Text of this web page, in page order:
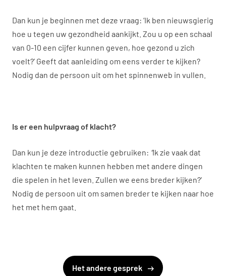
Dan kun je beginnen met deze vraag: ‘Ik ben nieuwsgierig
hoe u tegen uw gezondheid aankijkt. Zou u op een schaal
van 0-10 een cijfer kunnen geven, hoe gezond u zich
voelt?’ Geeft dat aanleiding om eens verder te kijken?
Nodig dan de persoon uit om het spinnenweb in vullen.
Is er een hulpvraag of klacht?
Dan kun je deze introductie gebruiken: “Ik zie vaak dat
klachten te maken kunnen hebben met andere dingen
die spelen in het leven. Zullen we eens breder kijken?’
Nodig de persoon uit om samen breder te kijken naar hoe
het met hem gaat.
Het andere gesprek